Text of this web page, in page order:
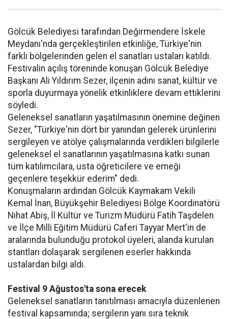
Gölcük Belediyesi tarafından Değirmendere İskele
Meydanı'nda gerçekleştirilen etkinliğe, Türkiye'nin
farklı bölgelerinden gelen el sanatları ustaları katıldı.
Festivalin açılış töreninde konuşan Gölcük Belediye
Başkanı Ali Yıldırım Sezer, ilçenin adını sanat, kültür ve
sporla duyurmaya yönelik etkinliklere devam ettiklerini
söyledi.
Geleneksel sanatların yaşatılmasının önemine değinen
Sezer, "Türkiye'nin dört bir yanından gelerek ürünlerini
sergileyen ve atölye çalışmalarında verdikleri bilgilerle
geleneksel el sanatlarının yaşatılmasına katkı sunan
tüm katılımcılara, usta öğreticilere ve emeği
geçenlere teşekkür ederim" dedi.
Konuşmaların ardından Gölcük Kaymakam Vekili
Kemal İnan, Büyükşehir Belediyesi Bölge Koordinatörü
Nihat Abiş, İl Kültür ve Turizm Müdürü Fatih Taşdelen
ve İlçe Milli Eğitim Müdürü Caferi Tayyar Mert'in de
aralarında bulunduğu protokol üyeleri, alanda kurulan
stantları dolaşarak sergilenen eserler hakkında
ustalardan bilgi aldı.
Festival 9 Ağustos'ta sona erecek
Geleneksel sanatların tanıtılması amacıyla düzenlenen
festival kapsamında; sergilerin yanı sıra teknik